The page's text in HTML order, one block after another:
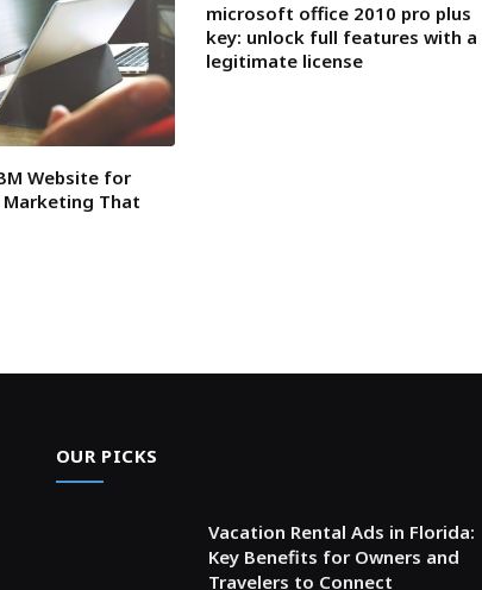
Website for
That
microsoft office 2010 pro plus
key: unlock full features with a
legitimate license
OUR PICKS
Vacation Rental Ads in Florida:
Key Benefits for Owners and
Travelers to Connect